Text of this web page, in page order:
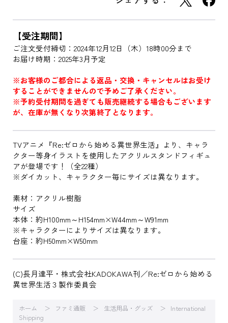
【受注期間】
ご注文受付締切：2024年12月12日（木）18時00分まで
お届け時期：2025年3月予定
※お客様のご都合による返品・交換・キャンセルはお受け
することができませんので予めご了承ください。
※予約受付期間を過ぎても販売継続する場合もございます
が、在庫が無くなり次第終了となります。
TVアニメ『Re:ゼロから始める異世界生活』より、キャラ
クター等身イラストを使用したアクリルスタンドフィギュ
アが登場です！（全22種）
※ダイカット、キャラクター毎にサイズは異なります。
素材：アクリル樹脂
サイズ
本体：約H100mm～H154mm×W44mm～W91mm
※キャラクターによりサイズは異なります。
台座：約H50mm×W50mm
(C)長月達平・株式会社KADOKAWA刊／Re:ゼロから始める
異世界生活３製作委員会
ホーム ファミ通販 生活用品・グッズ
International
Shipping